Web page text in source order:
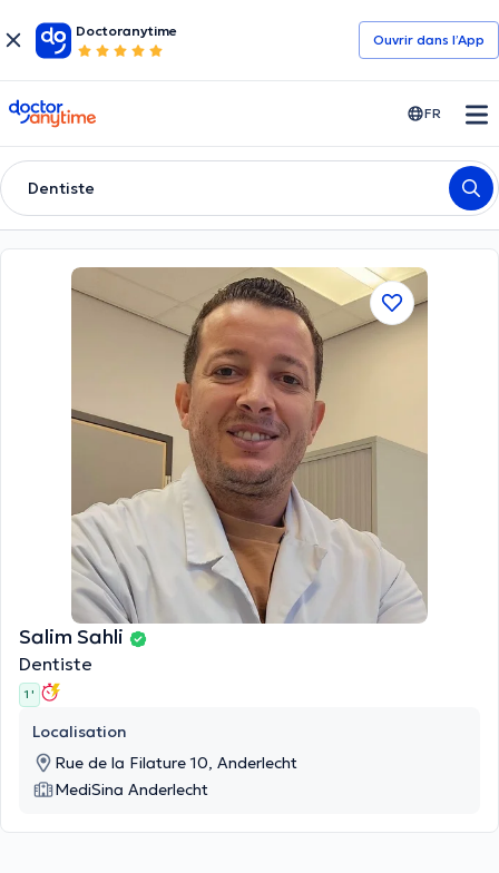
Doctoranytime
Ouvrir dans l’App
doctoranytime FR
Dentiste
Salim Sahli
Dentiste
1 '
Localisation
Rue de la Filature 10, Anderlecht
MediSina Anderlecht